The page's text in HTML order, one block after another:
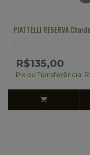
PIATTELLI RESERVA
R$135,00
Pix ou Transferência: